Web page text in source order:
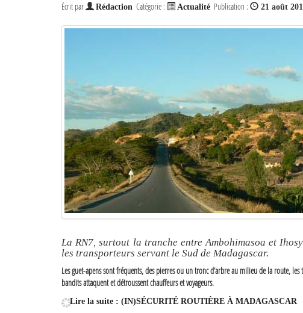
Écrit par Rédaction Catégorie : Actualité Publication : 21 août
La RN7, surtout la tranche entre Ambohimasoa et
les transporteurs servant le Sud de Madagascar.
Les guet-apens sont fréquents, des pierres ou un tronc d’arbre au milieu de la route, les
bandits attaquent et détroussent chauffeurs et voyageurs.
Lire la suite : (IN)SÉCURITÉ ROUTIÈRE À MADAGASCAR